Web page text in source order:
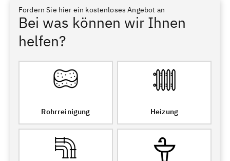
Fordern Sie hier ein kostenloses Angebot an
Bei was können wir Ihnen
helfen?
Rohrreinigung Heizung